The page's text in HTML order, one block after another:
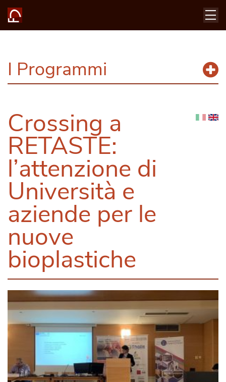
I Programmi
Crossing a
RETASTE:
l’attenzione di
Università e
aziende per le
nuove
bioplastiche